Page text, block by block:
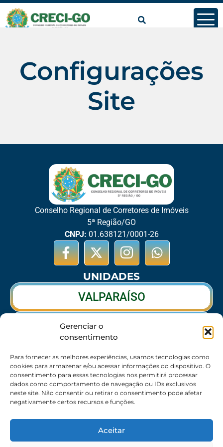
Gerenciar o
consentimento
Para fornecer as melhores experiências, usamos tecnologias como
cookies para armazenar e/ou acessar informações do dispositivo. O
consentimento para essas tecnologias nos permitirá processar
dados como comportamento de navegação ou IDs exclusivos
neste site. Não consentir ou retirar o consentimento pode afetar
negativamente certos recursos e funções.
Aceitar
conteúdo
Configurações
Site
Conselho Regional de Corretores de Imóveis
5ª Região/GO
CNPJ: 01.638121/0001-26
UNIDADES
VALPARAÍSO
RIO VERDE
CALDAS NOVAS
SEDE
62 3095-6530 / 62 3236-7350 / 62 99643-1994
8:30h às 17:30h